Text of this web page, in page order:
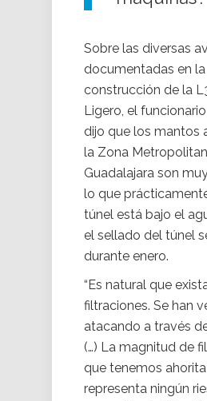
Sobre las diversas
documentadas en la
construcción de la
Ligero, el
dijo que los mantos
la Zona
Guadalajara son
lo que
túnel está bajo el
el sellado del túnel
durante enero.
“Es natural que
filtraciones. Se han
atacando a través
(…) La magnitud de
que tenemos
representa ningún